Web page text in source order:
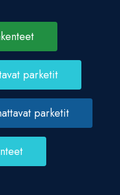
parketit
parketit